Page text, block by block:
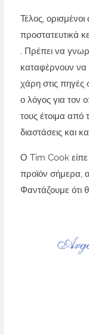
Τέλος,
προστατευτικά
. Πρέπει να
καταφέρνουν
χάρη στις πηγές
ο λόγος για τον
τους έτοιμα από
διαστάσεις και
Ο Tim Cook είπε
προϊόν σήμερα,
Φαντάζουμε ότι